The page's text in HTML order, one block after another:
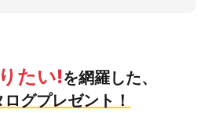
たい!を網羅した、
グプレゼント！